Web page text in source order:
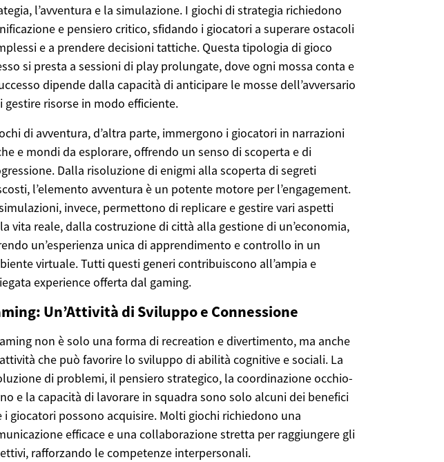
l’avventura e la simulazione. I giochi di strategia richiedono
e pensiero critico, sfidando i giocatori a superare ostacoli
e a prendere decisioni tattiche. Questa tipologia di gioco
si presta a sessioni di play prolungate, dove ogni mossa conta e
dipende dalla capacità di anticipare le mosse dell’avversario
gestire risorse in modo efficiente.
di avventura, d’altra parte, immergono i giocatori in narrazioni
e mondi da esplorare, offrendo un senso di scoperta e di
Dalla risoluzione di enigmi alla scoperta di segreti
l’elemento avventura è un potente motore per l’engagement.
invece, permettono di replicare e gestire vari aspetti
vita reale, dalla costruzione di città alla gestione di un’economia,
un’esperienza unica di apprendimento e controllo in un
virtuale. Tutti questi generi contribuiscono all’ampia e
experience offerta dal gaming.
Un’Attività di Sviluppo e Connessione
non è solo una forma di recreation e divertimento, ma anche
che può favorire lo sviluppo di abilità cognitive e sociali. La
di problemi, il pensiero strategico, la coordinazione occhio-
e la capacità di lavorare in squadra sono solo alcuni dei benefici
i giocatori possono acquisire. Molti giochi richiedono una
efficace e una collaborazione stretta per raggiungere gli
rafforzando le competenze interpersonali.